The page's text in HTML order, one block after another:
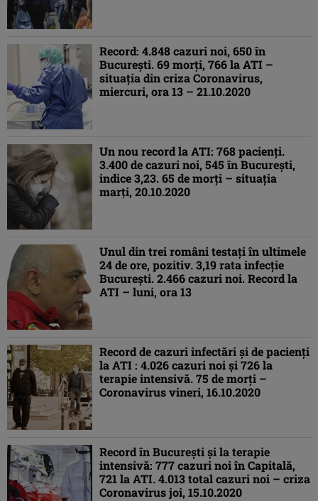
Record: 4.848 cazuri noi, 650 în
Bucureşti. 69 morţi, 766 la ATI –
situaţia din criza Coronavirus,
miercuri, ora 13 – 21.10.2020
Un nou record la ATI: 768 pacienţi.
3.400 de cazuri noi, 545 în Bucureşti,
indice 3,23. 65 de morţi – situaţia
marţi, 20.10.2020
Unul din trei români testaţi în ultimele
24 de ore, pozitiv. 3,19 rata infecţie
Bucureşti. 2.466 cazuri noi. Record la
ATI – luni, ora 13
Record de cazuri infectări şi de pacienţi
la ATI : 4.026 cazuri noi şi 726 la
terapie intensivă. 75 de morţi –
Coronavirus vineri, 16.10.2020
Record în Bucureşti şi la terapie
intensivă: 777 cazuri noi în Capitală,
721 la ATI. 4.013 total cazuri noi – criza
Coronavirus joi, 15.10.2020